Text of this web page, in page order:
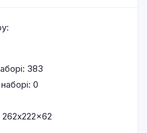
383
наборі: 0